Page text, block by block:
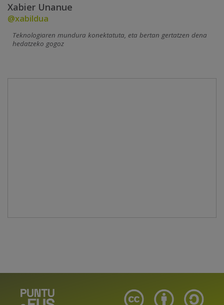
Xabier Unanue
@xabildua
Teknologiaren mundura konektatuta, eta bertan gertatzen dena
hedatzeko gogoz